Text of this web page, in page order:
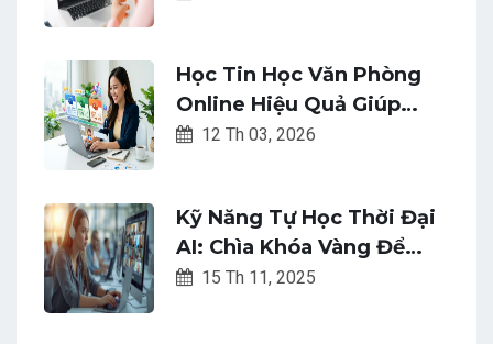
Học Tin Học Văn Phòng
Online Hiệu Quả Giúp
Thăng Tiến Cấp Tốc
12 Th 03, 2026
Kỹ Năng Tự Học Thời Đại
AI: Chìa Khóa Vàng Để
Không Bị Đào Thải
15 Th 11, 2025